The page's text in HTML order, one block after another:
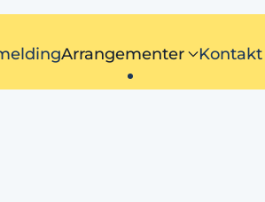
Arrangementer Kontakt